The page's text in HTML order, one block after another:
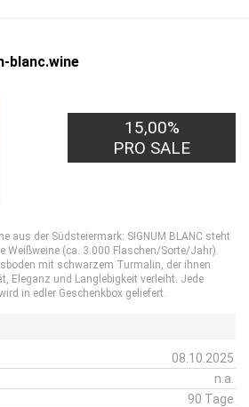
blanc.wine
15,00%
PRO SALE
aus der Südsteiermark: SIGNUM BLANC steht
Weißweine (ca. 3.000 Flaschen/Sorte/Jahr).
mit schwarzem Turmalin, der ihnen
Eleganz und Langlebigkeit verleiht. Jede
in edler Geschenkbox geliefert.
08.10.2025
n.a.
90 Tage